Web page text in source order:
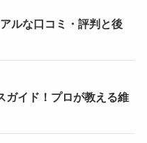
ルな口コミ・評判と後
ガイド！プロが教える維